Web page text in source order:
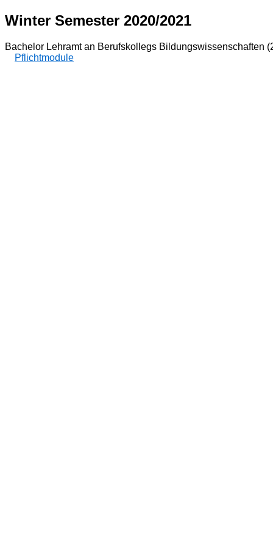
Winter Semester 2020/2021
Bachelor Lehramt an Berufskollegs Bildungswissenschaften
Pflichtmodule